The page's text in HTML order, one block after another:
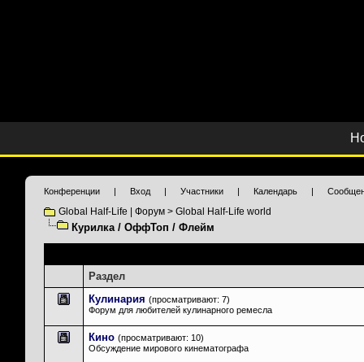
Конференции | Вход | Участники | Календарь |
Global Half-Life | Форум > Global Half-Life world
Курилка / ОффТоп / Флейм
Раздел
Кулинария (просматривают: 7)
Форум для любителей кулинарного ремесла
Кино (просматривают: 10)
Обсуждение мирового кинематографа